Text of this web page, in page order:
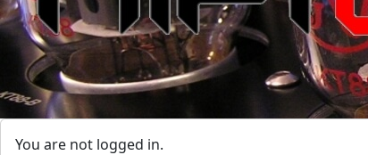
You are not logged in.